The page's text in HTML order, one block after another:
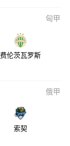
匈甲
费伦茨瓦罗斯
俄甲
索契